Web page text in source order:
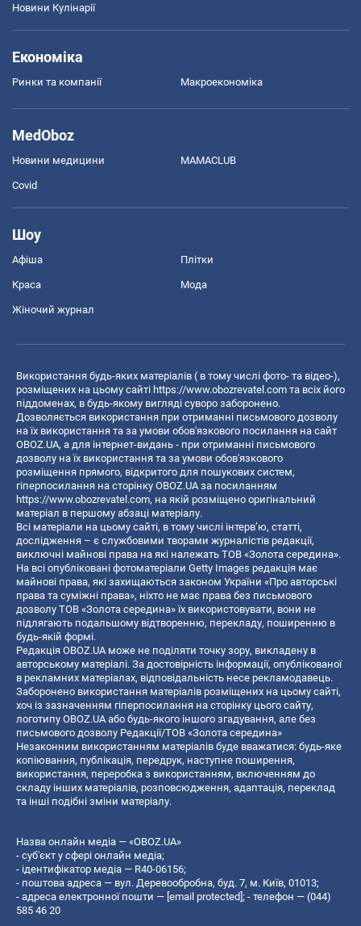
Новини Кулінарії
Економіка
Ринки та компанії Макроекономіка
MedOboz
Новини медицини MAMACLUB
Covid
Шоу
Афіша Плітки
Краса Мода
Жіночий журнал
Використання будь-яких матеріалів ( в тому числі фото- та відео-),
розміщених на цьому сайті https://www.obozrevatel.com та всіх його
піддоменах, в будь-якому вигляді суворо заборонено.
Дозволяється використання при отриманні письмового дозволу
на їх використання та за умови обов'язкового посилання на сайт
OBOZ.UA, а для інтернет-видань - при отриманні письмового
дозволу на їх використання та за умови обов'язкового
розміщення прямого, відкритого для пошукових систем,
гіперпосилання на сторінку OBOZ.UA за посиланням
https://www.obozrevatel.com, на якій розміщено оригінальний
матеріал в першому абзаці матеріалу.
Всі матеріали на цьому сайті, в тому числі інтерв’ю, статті,
дослідження – є службовими творами журналістів редакції,
виключні майнові права на які належать ТОВ «Золота середина».
На всі опубліковані фотоматеріали Getty Images редакція має
майнові права, які захищаються законом України «Про авторські
права та суміжні права», ніхто не має права без письмового
дозволу ТОВ «Золота середина» їх використовувати, вони не
підлягають подальшому відтворенню, перекладу, поширенню в
будь-якій формі.
Редакція OBOZ.UA може не поділяти точку зору, викладену в
авторському матеріалі. За достовірність інформації, опублікованої
в рекламних матеріалах, відповідальність несе рекламодавець.
Заборонено використання матеріалів розміщених на цьому сайті,
хоч із зазначенням гіперпосилання на сторінку цього сайту,
логотипу OBOZ.UA або будь-якого іншого згадування, але без
письмового дозволу Редакції/ТОВ «Золота середина»
Незаконним використанням матеріалів буде вважатися: будь-яке
копiювання, публiкацiя, передрук, наступне поширення,
використання, переробка з використанням, включенням до
складу інших матеріалів, розповсюдження, адаптація, переклад
та інші подібні зміни матеріалу.
Назва онлайн медіа — «OBOZ.UA»
- суб'єкт у сфері онлайн медіа;
- ідентифікатор медіа — R40-06156;
- поштова адреса — вул. Деревообробна, буд. 7, м. Київ, 01013;
- адреса електронної пошти — [email protected]; - телефон — (044)
585 46 20